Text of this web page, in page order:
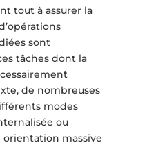
tout à assurer la
sont
tâches dont la
de nombreuses
modes
ou
orientation massive